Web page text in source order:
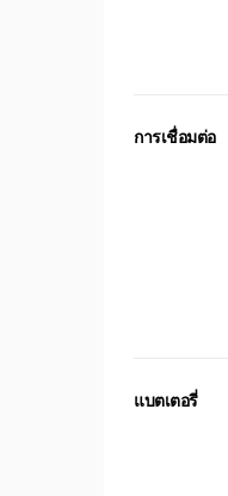
การเชื่อมต่อ
แบตเตอรี่